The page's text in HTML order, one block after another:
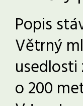
Popis
Větrný
usedlosti
o 200